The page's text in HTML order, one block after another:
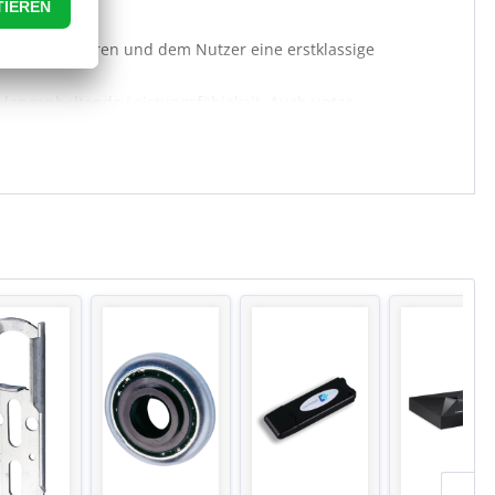
basieren und dem Nutzer eine erstklassige
Leistungsfähigkeit. Auch unter
Becker Produkte.
Lassen Sie sich jetzt mit diesem